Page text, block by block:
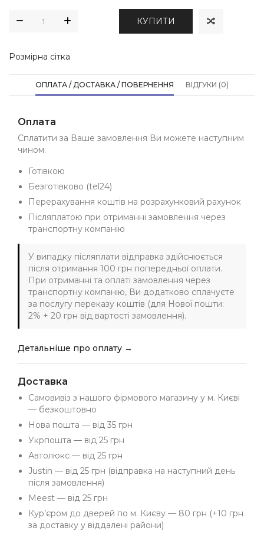
КУПИТИ
Розмірна сітка
ОПЛАТА / ДОСТАВКА / ПОВЕРНЕННЯ ВІДГУКИ (0)
Оплата
Сплатити за Ваше замовлення Ви можете наступним
чином:
Готівкою
Безготівково (tel24)
Перерахування коштів на розрахунковий рахунок
Післяплатою при отриманні замовлення через
транспортну компанію
У випадку післяплати відправка здійснюється
після отримання 100 грн попередньої оплати.
При отриманні та оплаті замовлення через
транспортну компанію, Ви додатково сплачуєте
за послугу переказу коштів (для Нової пошти:
2% + 20 грн від вартості замовлення).
Детальніше про оплату →
Доставка
Самовивіз з нашого фірмового магазину у м. Києві
— безкоштовно
Нова пошта — від 35 грн
Укрпошта — від 25 грн
Автолюкс — від 25 грн
Justin — від 25 грн (відправка на наступний день
після замовлення)
Meest — від 25 грн
Кур’єром до дверей по м. Києву — 80 грн (+10 грн
за доставку у віддалені райони)